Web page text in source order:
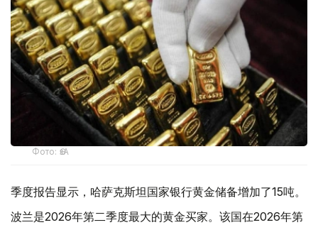
Фото: ӨзА
季度报告显示，哈萨克斯坦国家银行黄金储备增加了15吨。
波兰是2026年第二季度最大的黄金买家。该国在2026年第